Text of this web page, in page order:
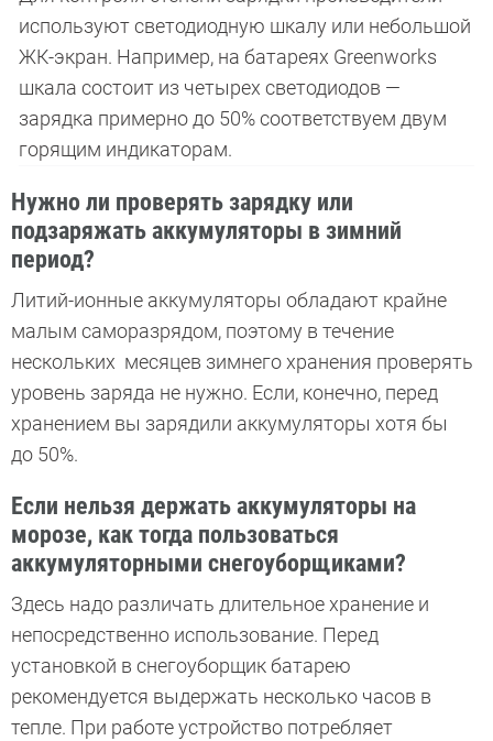
используют светодиодную шкалу или небольшой
ЖК-экран. Например, на батареях Greenworks
шкала состоит из четырех светодиодов —
зарядка примерно до 50% соответствуем двум
горящим индикаторам.
Нужно ли проверять зарядку или
подзаряжать аккумуляторы в зимний
период?
Литий-ионные аккумуляторы обладают крайне
малым саморазрядом, поэтому в течение
нескольких месяцев зимнего хранения проверять
уровень заряда не нужно. Если, конечно, перед
хранением вы зарядили аккумуляторы хотя бы
до 50%.
Если нельзя держать аккумуляторы на
морозе, как тогда пользоваться
аккумуляторными снегоуборщиками?
Здесь надо различать длительное хранение и
непосредственно использование. Перед
установкой в снегоуборщик батарею
рекомендуется выдержать несколько часов в
тепле. При работе устройство потребляет